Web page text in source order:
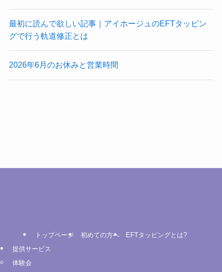
最初に読んで欲しい記事｜アイホージュのEFTタッピン
グで行う軌道修正とは
2026年6月のお休みと営業時間
トップページ 初めての方へ
EFTタッピングとは?
提供サービス
体験会